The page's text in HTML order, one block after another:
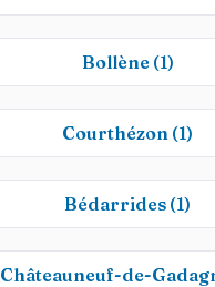
Bollène (1)
Courthézon (1)
Bédarrides (1)
Châteauneuf-de-